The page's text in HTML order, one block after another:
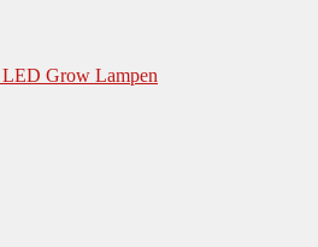
Grow Lampen